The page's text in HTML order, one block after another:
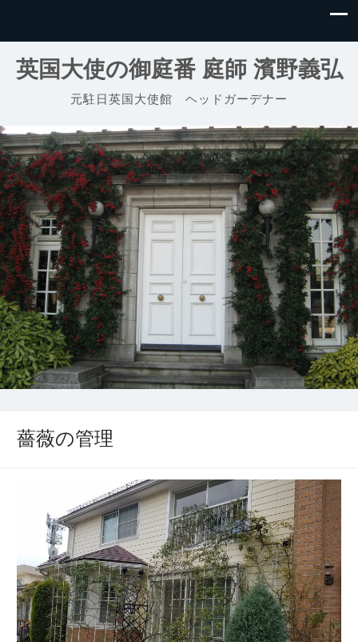
英国大使の御庭番 庭師 濱野義弘
元駐日英国大使館 ヘッドガーデナー
薔薇の管理